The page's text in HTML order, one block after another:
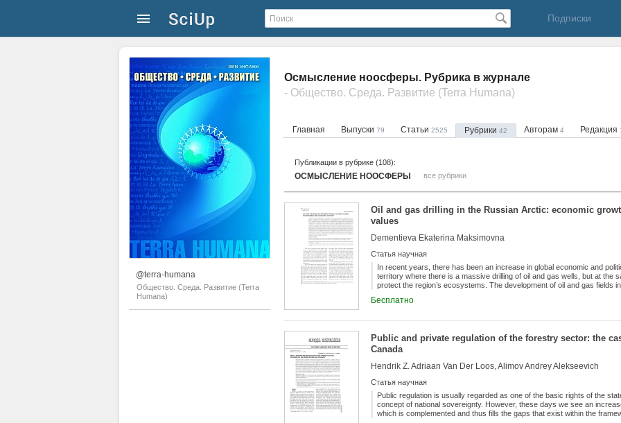
Подписки
@terra-humana
Общество. Среда. Развитие (Terra
Humana)
Осмысление ноосферы. Рубрика в журнале
- Общество. Среда. Развитие (Terra Humana)
Главная Выпуски 79 Статьи 2525 Рубрики 42 Авторам 4 Редакция
Публикации в рубрике (108):
ОСМЫСЛЕНИЕ НООСФЕРЫ все рубрики
Oil and gas drilling in the Russian Arctic: economic
values
Dementieva Ekaterina Maksimovna
Статья научная
In recent years, there has been an increase in global economic and
territory where there is a massive drilling of oil and gas wells, but at the
protect the region’s ecosystems. The development of oil and gas fields
Arctic mineral resources can contribute to the well-being of both the
of the North. The main shelf projects of key oil and gas companies of
interaction and interdependence of planetary factors such as global
technological and technological progress, global intercultural
Бесплатно
Public and private regulation of the forestry sector: the
Canada
Hendrik Z. Adriaan Van Der Loos, Alimov Andrey Alekseevich
Статья научная
Public regulation is usually regarded as one of the basic rights of the
concept of national sovereignty. However, these days we see an
which is complemented and thus fills the gaps that exist within the